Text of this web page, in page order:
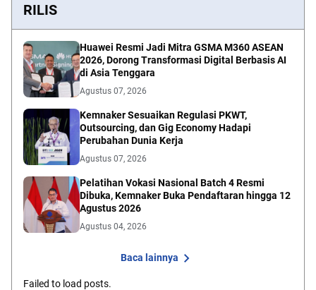
RILIS
Huawei Resmi Jadi Mitra GSMA M360 ASEAN
2026, Dorong Transformasi Digital Berbasis AI
di Asia Tenggara
Agustus 07, 2026
Kemnaker Sesuaikan Regulasi PKWT,
Outsourcing, dan Gig Economy Hadapi
Perubahan Dunia Kerja
Agustus 07, 2026
Pelatihan Vokasi Nasional Batch 4 Resmi
Dibuka, Kemnaker Buka Pendaftaran hingga 12
Agustus 2026
Agustus 04, 2026
Baca lainnya
Failed to load posts.